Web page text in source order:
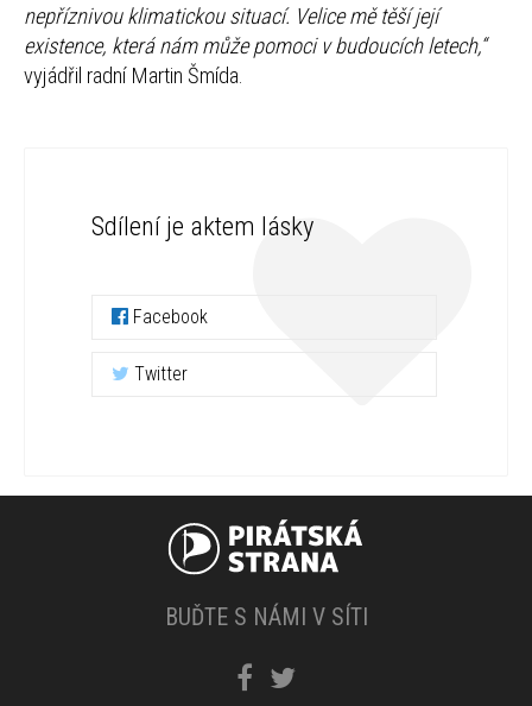
nepříznivou klimatickou situací. Velice mě těší její
existence, která nám může pomoci v budoucích letech,“
vyjádřil radní Martin Šmída.
Sdílení je aktem lásky
Facebook
Twitter
BUĎTE S NÁMI V SÍTI